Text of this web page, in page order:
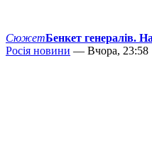
СюжетБенкет генералів.
Росія новини — Вчора, 23:58